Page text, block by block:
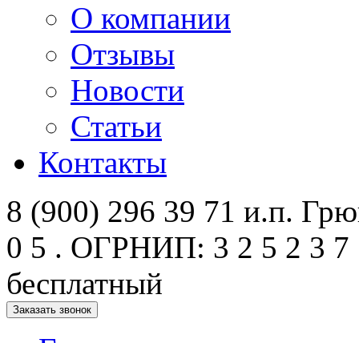
О компании
Отзывы
Новости
Статьи
Контакты
8 (900) 296 39 71 и.п.
0 5 . ОГРНИП: 3 2 5 2 3 7
бесплатный
Заказать звонок